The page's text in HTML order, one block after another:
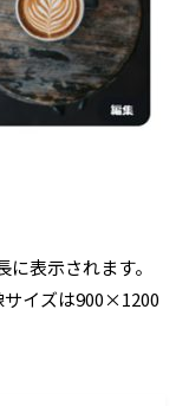
表示されます。
サイズは900×1200